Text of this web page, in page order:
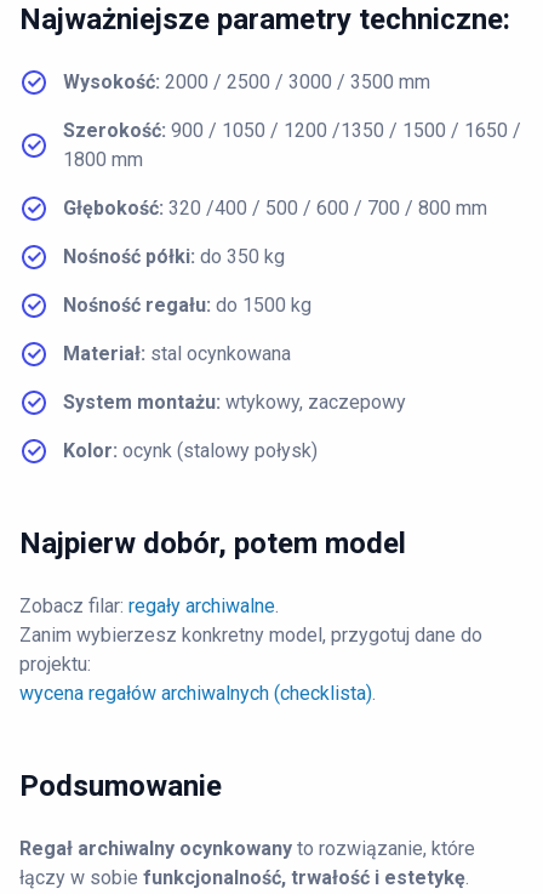
Najważniejsze parametry techniczne:
Wysokość: 2000 / 2500 / 3000 / 3500 mm
Szerokość: 900 / 1050 / 1200 /1350 / 1500 / 1650 /
1800 mm
Głębokość: 320 /400 / 500 / 600 / 700 / 800 mm
Nośność półki: do 350 kg
Nośność regału: do 1500 kg
Materiał: stal ocynkowana
System montażu: wtykowy, zaczepowy
Kolor: ocynk (stalowy połysk)
Najpierw dobór, potem model
Zobacz filar: regały archiwalne.
Zanim wybierzesz konkretny model, przygotuj dane do
projektu:
wycena regałów archiwalnych (checklista).
Podsumowanie
Regał archiwalny ocynkowany to rozwiązanie, które
łączy w sobie funkcjonalność, trwałość i estetykę.